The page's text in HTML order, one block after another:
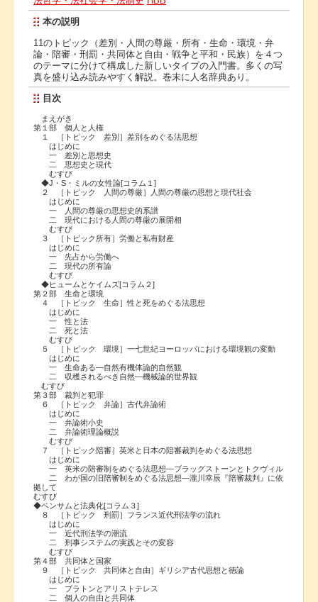
本の説明
11のトピック（差別・人間の尊厳・所有・生命・環境・弁
論・陪審・刑罰・共同体と自由・戦争と平和・民族）を４つ
のテーマに分けて構成した新しいタイプの入門書。多くの写
真を盛り込み読みやすく解説。巻末に人名辞典あり。
目次
まえがき
第１部 個人と人権
１ ［トピック 差別］差別をめぐる法思想
はじめに
一 差別と思想史
二 思想史と現代
むすび
◆J・S・ミルの女性論[コラム１]
２ ［トピック 人間の尊厳］人間の尊厳の思想と現代社会
はじめに
一 人間の尊厳の思想史的系譜
二 現代における人間の尊厳の展開相
むすび
３ ［トピック所有］労働と私有財産
はじめに
一 先占から労働へ
二 現代の所有論
むすび
◆ヒュームとケイムズ[コラム２]
第２部 生命と環境
４ ［トピック 生命］性と死をめぐる法思想
はじめに
一 性と法
二 死と法
むすび
５ ［トピック 環境］一七世紀ヨーロッパにおける環境観の変動
はじめに
一 生命ある―自然有機体論的自然観
二 収穫されるべき自然―機械論的世界観
むすび
第３部 裁判と犯罪
６ ［トピック 弁論］古代弁論術
はじめに
一 弁論術小史
二 弁論術理論概説
むすび
７ ［トピック陪審］英米と日本の陪審裁判をめぐる法思想
はじめに
一 英米の陪審制をめぐる法思想―ブラッグストーンとトクヴィル
二 わが国の旧陪審制をめぐる法思想―瀧川幸辰『陪審裁判』に依
拠して
むすび
◆ベンサムと法典化[コラム３]
８ ［トピック 刑罰］フランス近代刑法学の流れ
はじめに
一 近代刑法学の潮流
二 刑事システムの実践とその変容
むすび
第４部 共同体と国家
９ ［トピック 共同体と自由］ギリシア古代思想と徳論
はじめに
一 プラトンとアリストテレス
二 個人の自由と共同体